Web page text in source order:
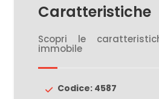
Caratteristiche
Scopri le
immobile
Codice: 4587